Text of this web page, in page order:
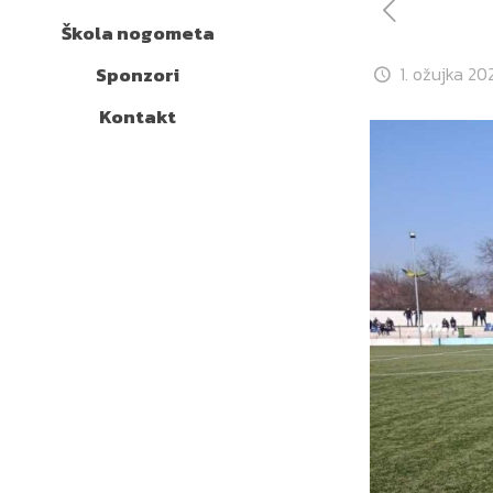
Škola nogometa
Sponzori
Kontakt
1. ožujka